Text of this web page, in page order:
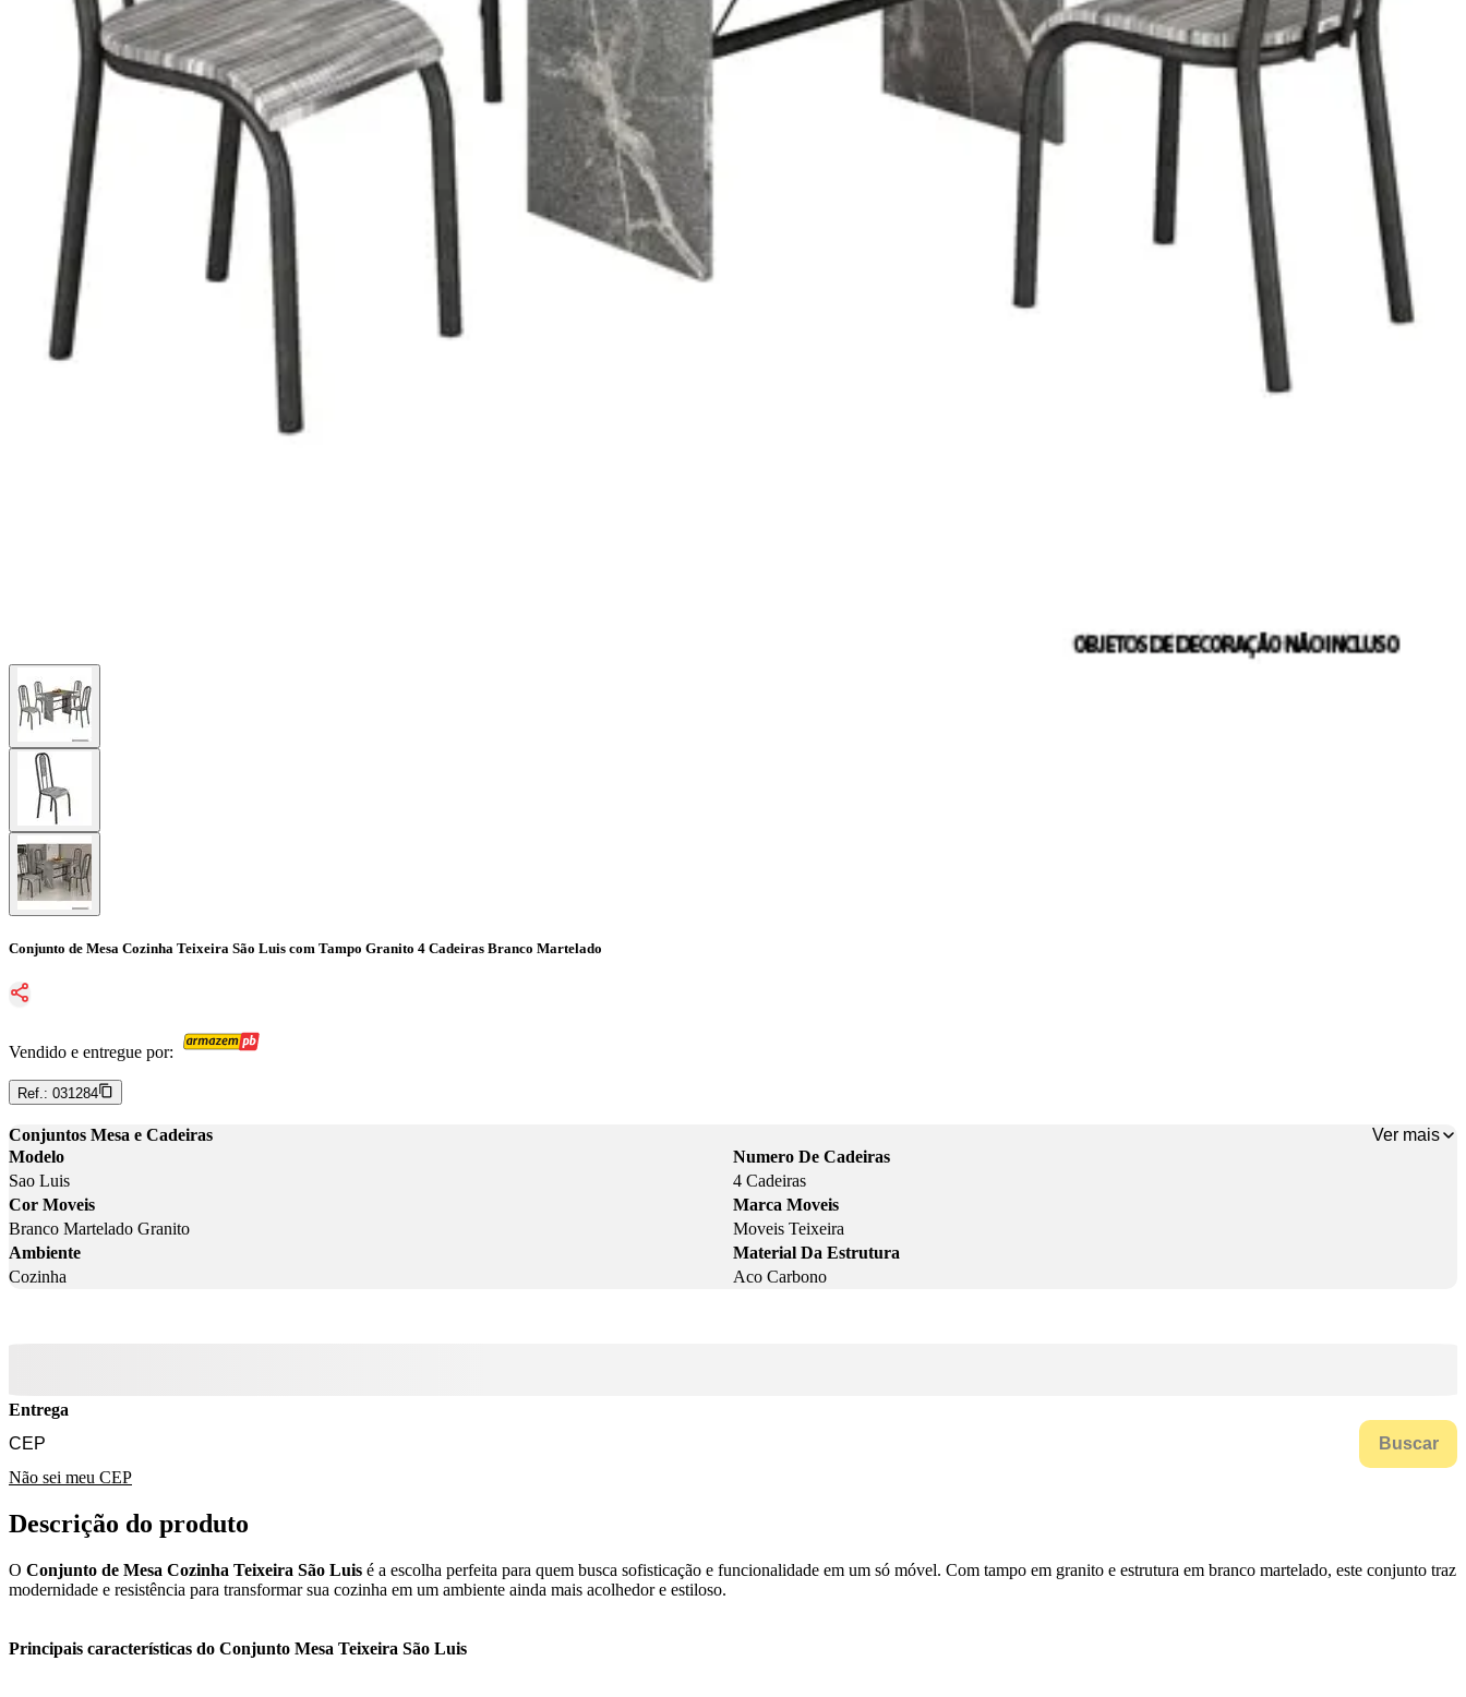
Conjunto de Mesa Cozinha Teixeira São Luis com Tampo Granito 4 Cadeiras Branco Martelado
Vendido e entregue por:
Ref.: 031284
Conjuntos Mesa e Cadeiras
Ver mais
Modelo
Sao Luis
Numero De Cadeiras
4 Cadeiras
Cor Moveis
Branco Martelado Granito
Marca Moveis
Moveis Teixeira
Ambiente
Cozinha
Material Da Estrutura
Aco Carbono
Entrega
Buscar
Não sei meu CEP
Descrição do produto
O Conjunto de Mesa Cozinha Teixeira São Luis é a escolha perfeita para quem busca sofisticação e funcionalidade em um só móvel. Com tampo em granito e estrutura em branco martelado, este conjunto traz
modernidade e resistência para transformar sua cozinha em um ambiente ainda mais acolhedor e estiloso.
Principais características do Conjunto Mesa Teixeira São Luis